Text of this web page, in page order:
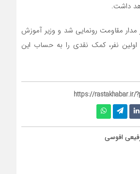
داشت.
مدار مقاومت رونمایی شد و وزیر آموزش
نفر، کمک نقدی را به حساب این
https://rastakhabar.ir/
افوسی